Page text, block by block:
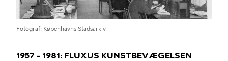
Fotograf Københavns Stadsarkiv
1957 - 1981: FLUXUS KUNSTBEVÆGELSEN